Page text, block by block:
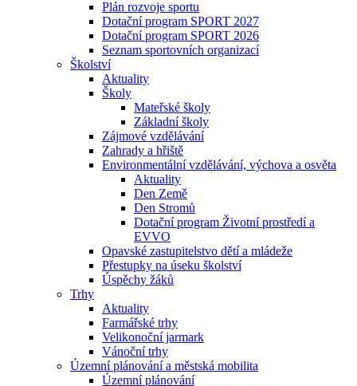
Plán rozvoje sportu
Dotační program SPORT 2027
Dotační program SPORT 2026
Seznam sportovních organizací
Školství
Aktuality
Školy
Mateřské školy
Základní školy
Zájmové vzdělávání
Zahrady a hřiště
Environmentální vzdělávání, výchova a osvěta
Aktuality
Den Země
Den Stromů
Dotační program Životní prostředí a
EVVO
Opavské zastupitelstvo dětí a mládeže
Přestupky na úseku školství
Úspěchy žáků
Trhy
Aktuality
Farmářské trhy
Velikonoční jarmark
Vánoční trhy
Územní plánování a městská mobilita
Územní plánování